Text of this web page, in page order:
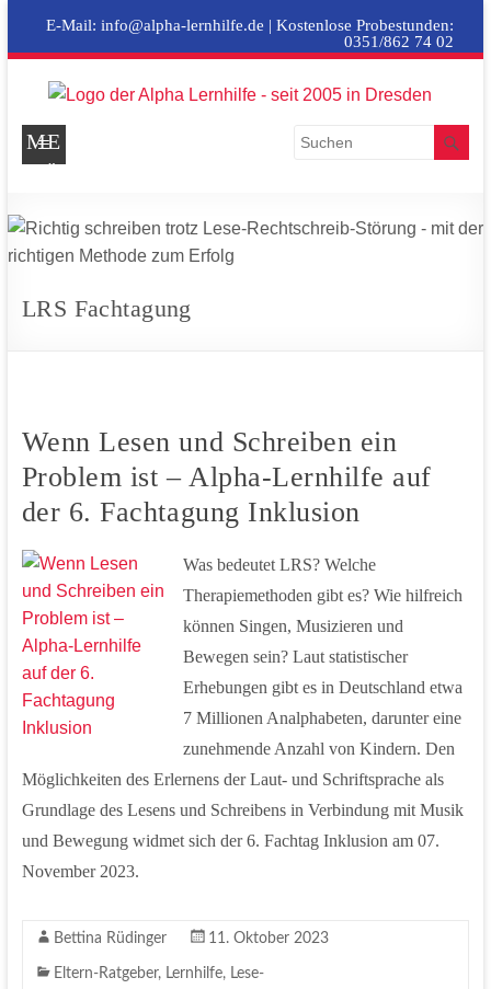
E-Mail:info@alpha-lernhilfe.de | Kostenlose Probestunden:
0351/862 74 02
LERNHILFE
freundlich .
motivierend
ME
LRS Fachtagung
Wenn Lesen und Schreiben ein
Problem ist – Alpha-Lernhilfe auf
der 6. Fachtagung Inklusion
Was bedeutet LRS? Welche
Therapiemethoden gibt es? Wie hilfreich
können Singen, Musizieren und
Bewegen sein? Laut statistischer
Erhebungen gibt es in Deutschland etwa
7 Millionen Analphabeten, darunter eine
zunehmende Anzahl von Kindern. Den
Möglichkeiten des Erlernens der Laut- und Schriftsprache als
Grundlage des Lesens und Schreibens in Verbindung mit Musik
und Bewegung widmet sich der 6. Fachtag Inklusion am 07.
November 2023.
Bettina Rüdinger 11. Oktober 2023
Eltern-Ratgeber, Lernhilfe, Lese-